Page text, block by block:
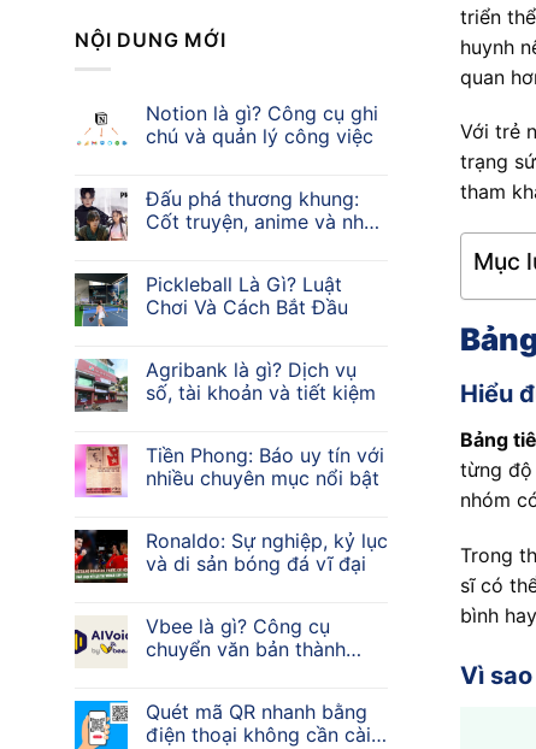
NỘI DUNG MỚI
Notion là gì? Công cụ ghi
chú và quản lý công việc
Đấu phá thương khung:
Cốt truyện, anime và nhân
Pickleball Là Gì? Luật
Chơi Và Cách Bắt Đầu
Agribank là gì? Dịch vụ
số, tài khoản và tiết kiệm
Tiền Phong: Báo uy tín với
nhiều chuyên mục nổi bật
Ronaldo: Sự nghiệp, kỷ lục
và di sản bóng đá vĩ đại
Vbee là gì? Công cụ
chuyển văn bản thành
Quét mã QR nhanh bằng
điện thoại không cần cài
triển
huynh
quan
Với trẻ
trạng
tham
Mục
Hiểu
Bảng
từng độ
nhóm
Trong
sĩ có
bình
Vì